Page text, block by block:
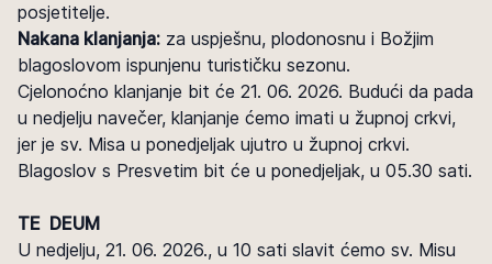
posjetitelje.
Nakana klanjanja: za uspješnu, plodonosnu i Božjim
blagoslovom ispunjenu turističku sezonu.
Cjelonoćno klanjanje bit će 21. 06. 2026. Budući da pada
u nedjelju navečer, klanjanje ćemo imati u župnoj crkvi,
jer je sv. Misa u ponedjeljak ujutro u župnoj crkvi.
Blagoslov s Presvetim bit će u ponedjeljak, u 05.30 sati.
TE DEUM
U nedjelju, 21. 06. 2026., u 10 sati slavit ćemo sv. Misu